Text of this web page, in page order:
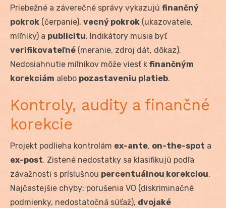
Priebežné a záverečné správy vykazujú finančný
pokrok (čerpanie), vecný pokrok (ukazovatele,
míľniky) a publicitu. Indikátory musia byť
verifikovateľné (meranie, zdroj dát, dôkaz).
Nedosiahnutie míľnikov môže viesť k finančným
korekciám alebo pozastaveniu platieb.
Kontroly, audity a finančné
korekcie
Projekt podlieha kontrolám ex-ante, on-the-spot a
ex-post. Zistené nedostatky sa klasifikujú podľa
závažnosti s príslušnou percentuálnou korekciou.
Najčastejšie chyby: porušenia VO (diskriminačné
podmienky, nedostatočná súťaž), dvojaké